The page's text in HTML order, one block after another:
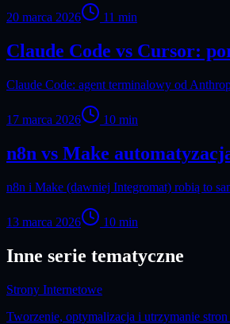
20 marca 2026 11 min
Claude Code vs Cursor:
Claude Code: agent terminalowy od
17 marca 2026 10 min
n8n vs Make
n8n i Make (dawniej Integromat) robią to
13 marca 2026 10 min
Inne serie tematyczne
Strony Internetowe
Tworzenie, optymalizacja i utrzymanie